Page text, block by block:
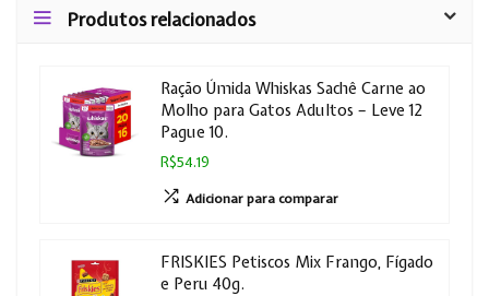
Produtos relacionados
Ração Úmida Whiskas Sachê Carne ao
Molho para Gatos Adultos – Leve 12
Pague 10.
R$54.19
Adicionar para comparar
FRISKIES Petiscos Mix Frango, Fígado
e Peru 40g.